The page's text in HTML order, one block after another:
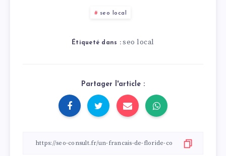
seo local
Étiqueté dans : seo local
Partager l'article :